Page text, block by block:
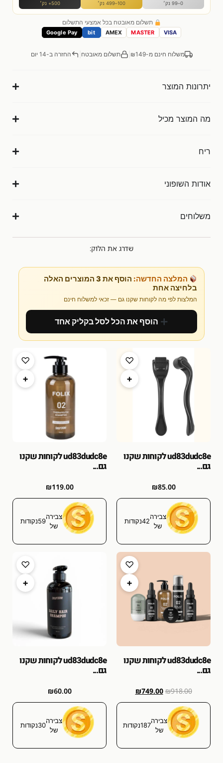
0–99 נק׳ 100–499 נק׳ 500+ נק׳
תשלום מאובטח בכל אמצעי התשלום
VISA
MASTER
AMEX
bit
Google Pay
משלוח חינם מ-₪149 תשלום מאובטח החזרה ב-14 יום
יתרונות המוצר
מה המוצר מכיל
ריח
אודות השופוני
משלוחים
שדרג את הלוק:
המלצה החדשה:
הוסף את 3 המוצרים האלה
בלחיצה אחת
המלצות לפי מה לקוחות שקנו גם — זכאי למשלוח חינם
הוסף את הכל לסל בקליק אחד
לקוחות שקנו
גם...
₪85.00
צבירה
של
42נקודות
♡
+
לקוחות שקנו
גם...
₪119.00
צבירה
של
59נקודות
♡
+
לקוחות שקנו
גם...
₪918.00
₪749.00
צבירה
של
187נקודות
♡
+
לקוחות שקנו
גם...
₪60.00
צבירה
של
30נקודות
♡
+